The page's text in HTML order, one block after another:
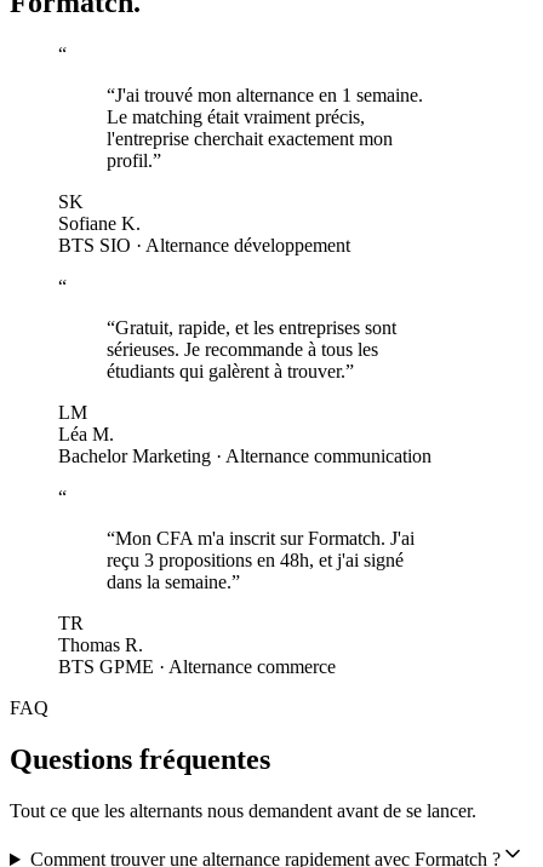
“
“J'ai trouvé mon alternance en 1 semaine.
Le matching était vraiment précis,
l'entreprise cherchait exactement mon
profil.”
SK
Sofiane K.
BTS SIO · Alternance développement
“
“Gratuit, rapide, et les entreprises sont
sérieuses. Je recommande à tous les
étudiants qui galèrent à trouver.”
LM
Léa M.
Bachelor Marketing · Alternance communication
“
“Mon CFA m'a inscrit sur Formatch. J'ai
reçu 3 propositions en 48h, et j'ai signé
dans la semaine.”
TR
Thomas R.
BTS GPME · Alternance commerce
FAQ
Questions fréquentes
Tout ce que les alternants nous demandent avant de se lancer.
Comment trouver une alternance rapidement avec Formatch ?